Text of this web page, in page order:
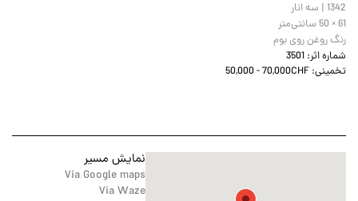
1342 | سه انار
50 × 61 سانتی‌متر
رنگ روغن روی بوم
شماره اثر: 3501
تخمینی: 50,000 - 70,000CHF
نمایش مسیر
Via Google maps
Via Waze